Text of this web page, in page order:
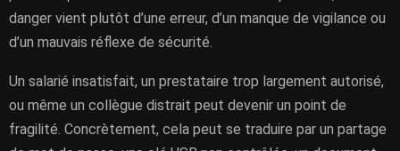
danger vient plutôt d’une erreur, d’un manque de vigilance ou
d’un mauvais réflexe de sécurité.
Un salarié insatisfait, un prestataire trop largement autorisé,
ou même un collègue distrait peut devenir un point de
fragilité. Concrètement, cela peut se traduire par un partage